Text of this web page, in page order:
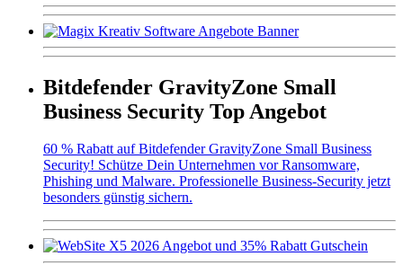
Bitdefender GravityZone Small
Business Security Top Angebot
60 % Rabatt auf Bitdefender GravityZone Small Business
Security! Schütze Dein Unternehmen vor Ransomware,
Phishing und Malware. Professionelle Business-Security jetzt
besonders günstig sichern.